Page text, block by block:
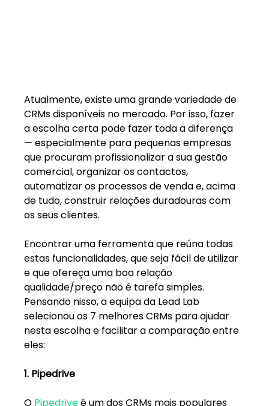
Atualmente, existe uma grande variedade de
CRMs disponíveis no mercado. Por isso, fazer
a escolha certa pode fazer toda a diferença
— especialmente para pequenas empresas
que procuram profissionalizar a sua gestão
comercial, organizar os contactos,
automatizar os processos de venda e, acima
de tudo, construir relações duradouras com
os seus clientes.
Encontrar uma ferramenta que reúna todas
estas funcionalidades, que seja fácil de utilizar
e que ofereça uma boa relação
qualidade/preço não é tarefa simples.
Pensando nisso, a equipa da Lead Lab
selecionou os 7 melhores CRMs para ajudar
nesta escolha e facilitar a comparação entre
eles:
1. Pipedrive
O Pipedrive é um dos CRMs mais populares